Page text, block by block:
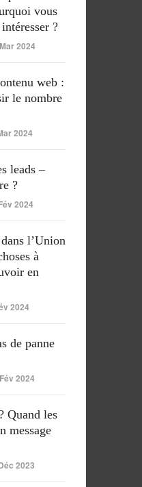
vous
?
2024
web :
le nombre
2024
leads –
?
2024
l’Union
à
en
2024
de panne
2024
Quand les
message
2023